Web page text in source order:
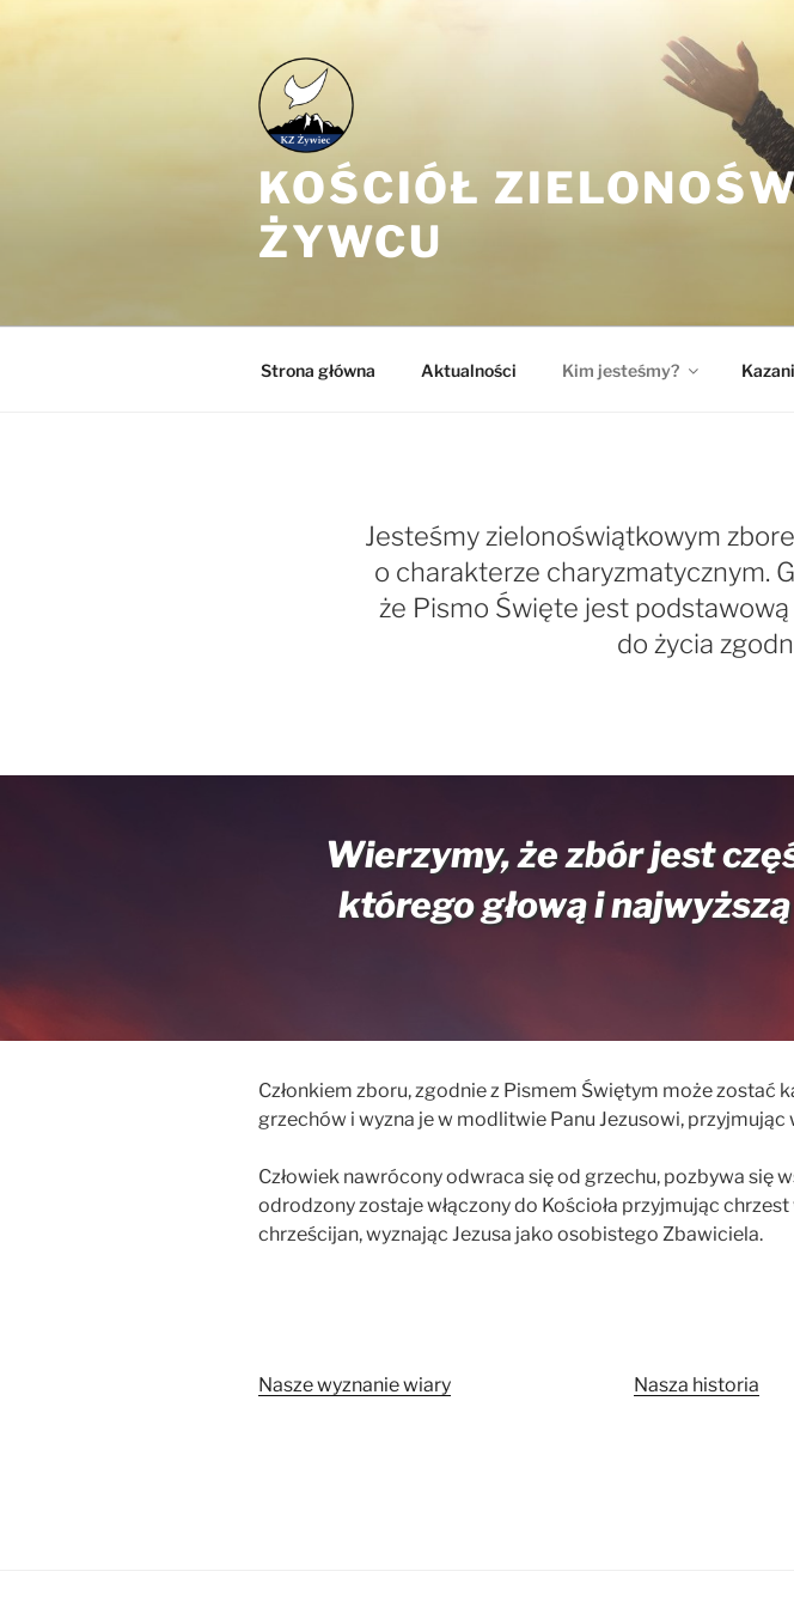
KOŚCIÓŁ
ŻYWCU
Strona główna Aktualności Kim jesteśmy?
Jesteśmy zielonoświątkowym
o charakterze charyzmatycznym.
że Pismo Święte jest
do życia
Wierzymy, że zbór jest
którego głową i
Członkiem zboru, zgodnie z Pismem Świętym może zostać
grzechów i wyzna je w modlitwie Panu Jezusowi,
Człowiek nawrócony odwraca się od grzechu, pozbywa się
odrodzony zostaje włączony do Kościoła przyjmując
chrześcijan, wyznając Jezusa jako osobistego Zbawiciela.
Nasze wyznanie wiary Nasza historia